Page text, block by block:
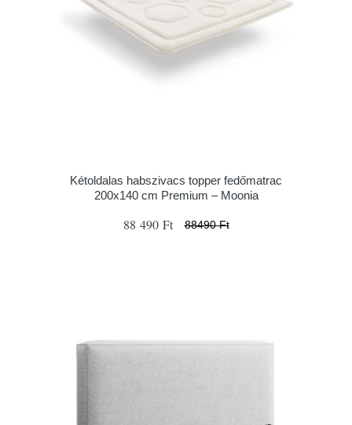
Kétoldalas habszivacs topper fedőmatrac
200x140 cm Premium – Moonia
88 490 Ft 88490 Ft